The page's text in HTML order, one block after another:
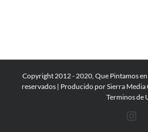
Copyright 2012 - 2020, Que Pintamos
reservados | Producido porSierra Media
Terminos de